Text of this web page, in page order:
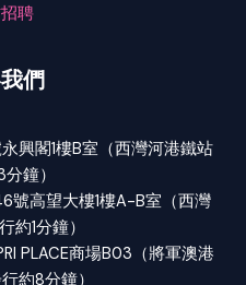
聘
們
興閣1樓B室（西灣河港鐵站
鐘）
號高望大樓1樓A-B室（西灣
約1分鐘）
PLACE商場B03（將軍澳港
約8分鐘）